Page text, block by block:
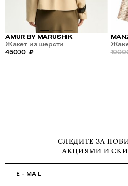
AMUR BY MARUSHIK
Жакет из шерсти
45000 ₽
СЛЕДИТЕ ЗА
АКЦИЯМИ И
E - MAIL